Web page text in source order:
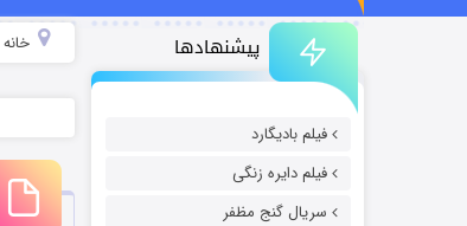
پیشنهادها
فیلم بادیگارد
فیلم دایره زنگی
سریال گنج مظفر
خانه